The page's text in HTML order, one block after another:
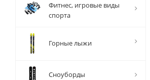
Фитнес, игровые виды
спорта
Горные лыжи
Сноуборды